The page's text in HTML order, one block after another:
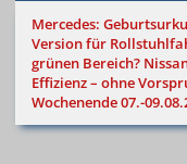
Mercedes:
Version für
grünen Bereich?
Effizienz – ohne
Wochenende 07.-